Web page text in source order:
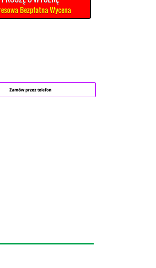
Expresowa Bezpłatna Wycena
Zamów przez telefon